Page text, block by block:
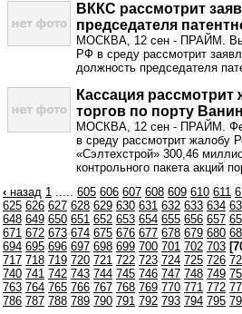
ВККС рассмотрит
председателя
МОСКВА, 12 сен - ПРАЙМ.
РФ в среду рассмотрит
должность председателя
Кассация
торгов по порту
МОСКВА, 12 сен - ПРАЙМ.
в среду рассмотрит жалобу
«Сэлтехстрой» 300,46
контрольного пакета акций
‹ назад 1 ..... 605 606 607 608 609 610 611
625 626 627 628 629 630 631 632 633 634
648 649 650 651 652 653 654 655 656 657
671 672 673 674 675 676 677 678 679 680
694 695 696 697 698 699 700 701 702 703
717 718 719 720 721 722 723 724 725 726
740 741 742 743 744 745 746 747 748 749
763 764 765 766 767 768 769 770 771 772
786 787 788 789 790 791 792 793 794 795